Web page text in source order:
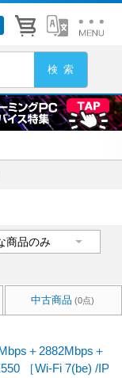
中古商品 (0点)
＋2882Mbps＋
［Wi-Fi 7(be) /IP